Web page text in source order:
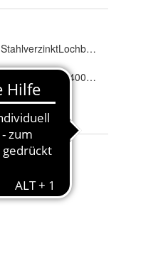
StahlverzinktLochblechQg10-15
1000